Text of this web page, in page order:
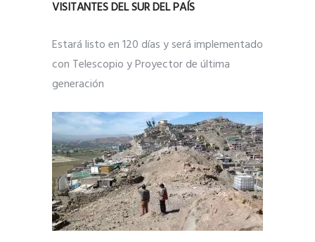
VISITANTES DEL SUR DEL PAÍS
Estará listo en 120 días y será implementado
con Telescopio y Proyector de última
generación